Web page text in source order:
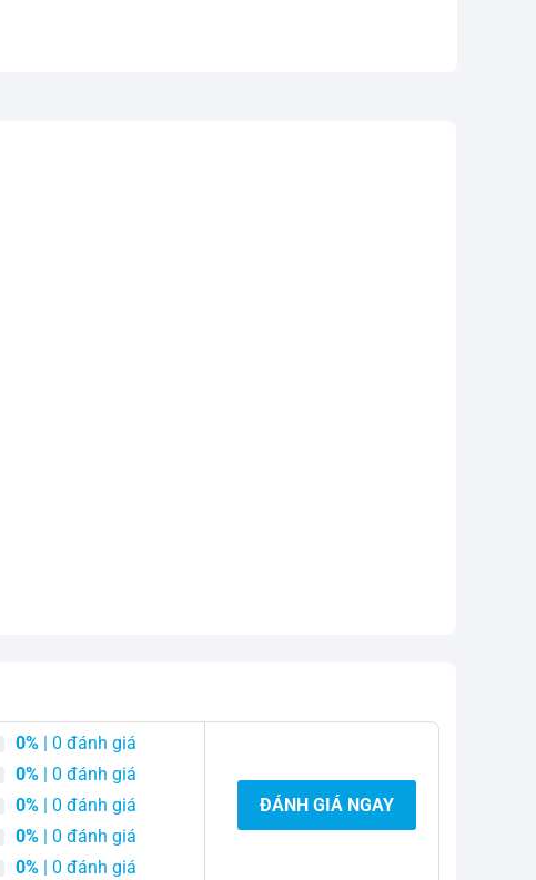
0% | 0 đánh giá
0% | 0 đánh giá
0% | 0 đánh giá
0% | 0 đánh giá
0% | 0 đánh giá
ĐÁNH GIÁ NGAY